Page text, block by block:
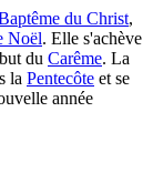
du Christ,
Noël. Elle s'achève
du Carême. La
la Pentecôte et se
année